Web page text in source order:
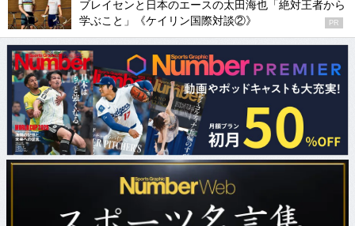
ブレイセンと日本のエースの太田海也「絶対王者から
学ぶこと」《ケイリン国際対談②》
PR